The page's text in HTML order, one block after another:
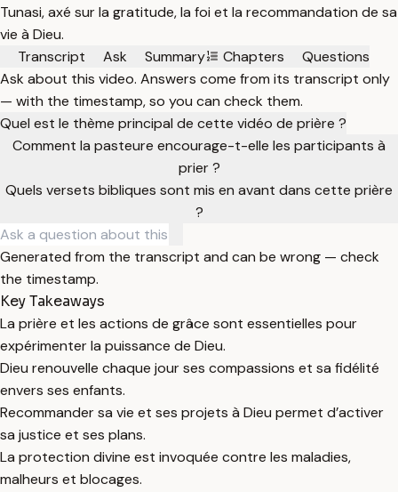
Tunasi, axé sur la gratitude, la foi et la recommandation de sa
vie à Dieu.
Transcript
Ask Summary Chapters
Questions
Ask about this video. Answers come from its transcript only
— with the timestamp, so you can check them.
Quel est le thème principal de cette vidéo de prière ?
Comment la pasteure encourage-t-elle les participants à
prier ?
Quels versets bibliques sont mis en avant dans cette prière
?
Generated from the transcript and can be wrong — check
the timestamp.
Key Takeaways
La prière et les actions de grâce sont essentielles pour
expérimenter la puissance de Dieu.
Dieu renouvelle chaque jour ses compassions et sa fidélité
envers ses enfants.
Recommander sa vie et ses projets à Dieu permet d’activer
sa justice et ses plans.
La protection divine est invoquée contre les maladies,
malheurs et blocages.